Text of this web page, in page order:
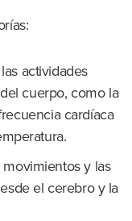
actividades
cuerpo, como la
cardíaca
y las
el cerebro y la